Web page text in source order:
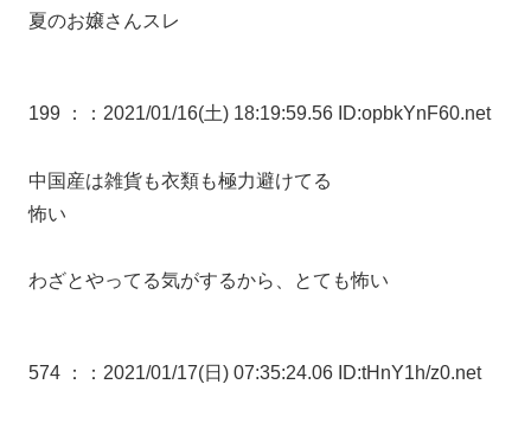
夏のお嬢さんスレ
199 ： ：2021/01/16(土) 18:19:59.56 ID:opbkYnF60.net
中国産は雑貨も衣類も極力避けてる
怖い
わざとやってる気がするから、とても怖い
574 ： ：2021/01/17(日) 07:35:24.06 ID:tHnY1h/z0.net